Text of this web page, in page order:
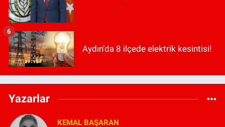
Aydın’da 8 ilçede elektrik kesintisi!
6
Yazarlar
KEMAL BAŞARAN